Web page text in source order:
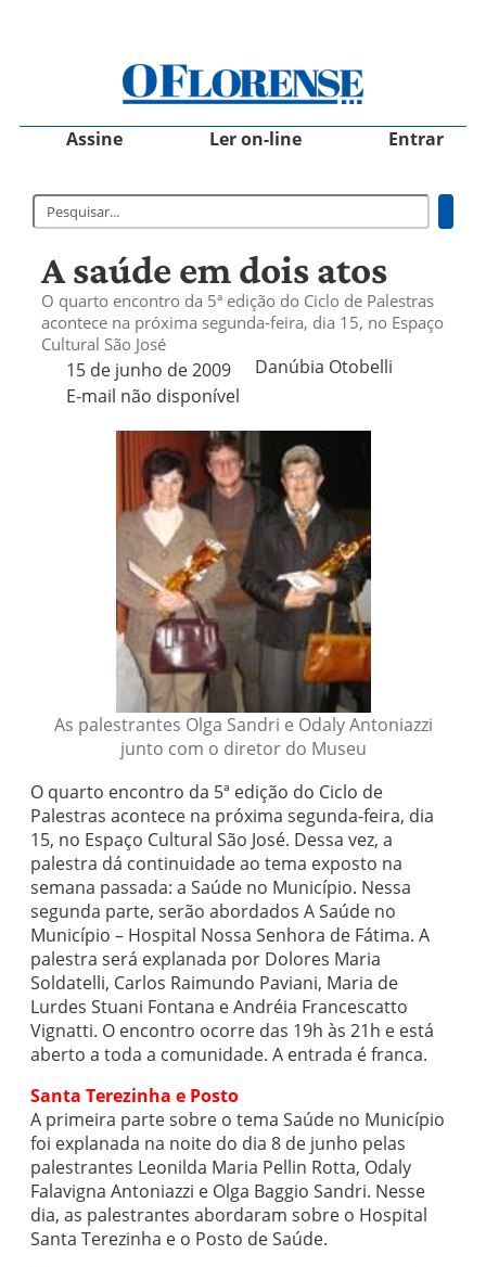
Assine Ler on-line Entrar
A saúde em dois atos
O quarto encontro da 5ª edição do Ciclo de Palestras
acontece na próxima segunda-feira, dia 15, no Espaço
Cultural São José
15 de junho de 2009
Danúbia Otobelli 
E-mail não disponível
As palestrantes Olga Sandri e Odaly Antoniazzi
junto com o diretor do Museu
O quarto encontro da 5ª edição do Ciclo de
Palestras acontece na próxima segunda-feira, dia
15, no Espaço Cultural São José. Dessa vez, a
palestra dá continuidade ao tema exposto na
semana passada: a Saúde no Município. Nessa
segunda parte, serão abordados A Saúde no
Município – Hospital Nossa Senhora de Fátima. A
palestra será explanada por Dolores Maria
Soldatelli, Carlos Raimundo Paviani, Maria de
Lurdes Stuani Fontana e Andréia Francescatto
Vignatti. O encontro ocorre das 19h às 21h e está
aberto a toda a comunidade. A entrada é franca.
Santa Terezinha e Posto
A primeira parte sobre o tema Saúde no Município
foi explanada na noite do dia 8 de junho pelas
palestrantes Leonilda Maria Pellin Rotta, Odaly
Falavigna Antoniazzi e Olga Baggio Sandri. Nesse
dia, as palestrantes abordaram sobre o Hospital
Santa Terezinha e o Posto de Saúde.